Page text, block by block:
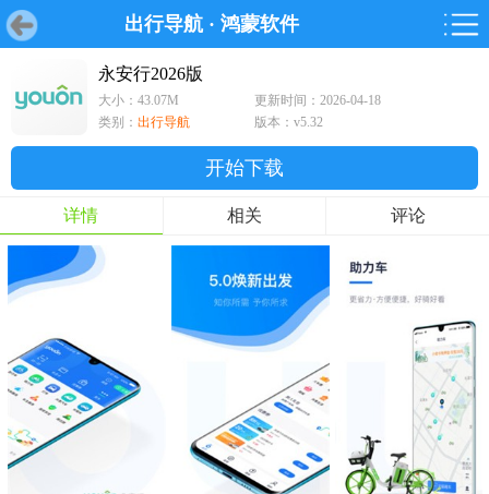
出行导航 · 鸿蒙软件
游戏 软件
软件 鸿蒙
游戏
鸿蒙
软件
永安行2026版
大小：43.07M
更新时间：2026-04-18
类别： 出行导航 版本：v5.32
开始下载
详情 相关 评论